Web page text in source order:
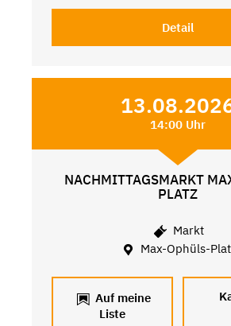
Detail
14:00 Uhr
NACHMITTAGSMARKT
PLATZ
Markt
Max-Ophüls-
Auf meine
Liste